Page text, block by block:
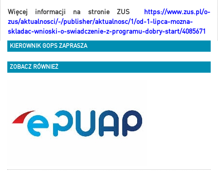
Więcej informacji na stronie ZUS https://www.zus.pl/o-
zus/aktualnosci/-/publisher/aktualnosc/1/od-1-lipca-mozna-
skladac-wnioski-o-swiadczenie-z-programu-dobry-start/4085671
KIEROWNIK GOPS ZAPRASZA
ZOBACZ RÓWNIEŻ